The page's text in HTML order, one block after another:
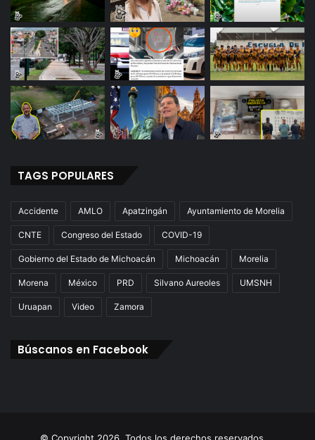
TAGS POPULARES
Accidente AMLO Apatzingán Ayuntamiento de Morelia
CNTE Congreso del Estado COVID-19
Gobierno del Estado de Michoacán Michoacán Morelia
Morena México PRD Silvano Aureoles UMSNH
Uruapan Video Zamora
Búscanos en Facebook